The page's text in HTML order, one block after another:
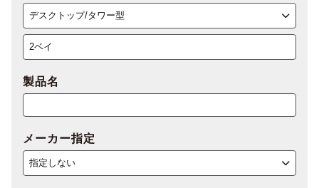
製品名
メーカー指定